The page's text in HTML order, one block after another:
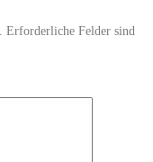
Erforderliche Felder sind